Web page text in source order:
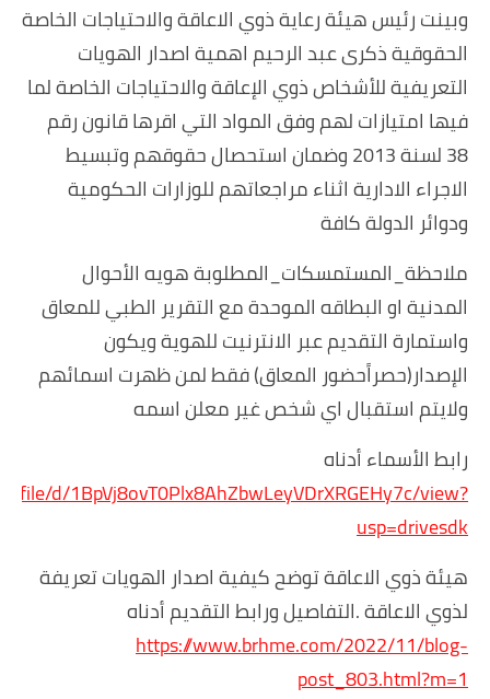
وبينت رئيس هيئة رعاية ذوي الاعاقة والاحتياجات الخاصة
الحقوقية ذكرى عبد الرحيم اهمية اصدار الهويات
التعريفية للأشخاص ذوي الإعاقة والاحتياجات الخاصة لما
فيها امتيازات لهم وفق المواد التي اقرها قانون رقم
38 لسنة 2013 وضمان استحصال حقوقهم وتبسيط
الاجراء الادارية اثناء مراجعاتهم للوزارات الحكومية
ودوائر الدولة كافة
ملاحظة_المستمسكات_المطلوبةهويه الأحوال
المدنية او البطاقه الموحدة مع التقرير الطبي للمعاق
واستمارة التقديم عبر الانترنيت للهوية ويكون
الإصدار(حصراًحضور المعاق) فقط لمن ظهرت اسمائهم
ولايتم استقبال اي شخص غير معلن اسمه
رابط الأسماء أدناه
file/d/1BpVj8ovT0Plx8AhZbwLeyVDrXRGEHy7c/view?
usp=drivesdk
هيئة ذوي الاعاقة توضح كيفية اصدار الهويات تعريفة
لذوي الاعاقة .التفاصيل ورابط التقديم أدناه
https://www.brhme.com/2022/11/blog-
post_803.html?m=1